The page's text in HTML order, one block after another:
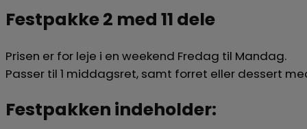
Festpakke 2 med 11 dele
Prisen er for leje i en weekend Fredag til Mandag.
Passer til 1 middagsret, samt forret eller dessert
Festpakken indeholder: